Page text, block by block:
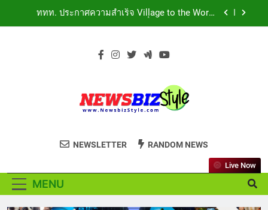
สืบสานพระราชปณิธาน สร้างคุณค่าการท่องเที่ยวไทย
อย่างยั่งยืน
เอาใจสายเรียนนอก! เคพีไอ จับมือ ธนาคารกรุงไทย
ครบรอบ 19ปี จัดงาน “TNI Day 2026” ประกาศความ
เป็นผู้นำด้านสถาบันการศึกษา ที่มุ่งมั่น พร้อมพัฒนา
Residue” เลียขนได้ ปลอดภัย ไร้สารตกค้าง
ททท. ประกาศความสำเร็จ Village to the World
Season 5 ผนึก 9 พันธมิตร ขับเคลื่อน ESG Tourism
สืบสานพระราชปณิธาน สร้างคุณค่าการท่องเที่ยวไทย
NEWSBIZSTYLE
Business
NEWSLETTER RANDOM NEWS
MENU
Live Now